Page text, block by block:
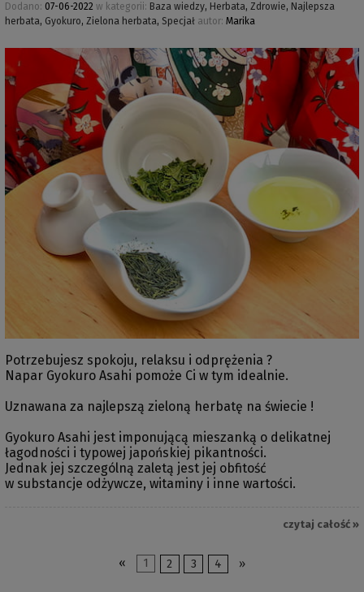
Dodano: 07-06-2022 w kategorii: Baza wiedzy, Herbata, Zdrowie, Najlepsza
herbata, Gyokuro, Zielona herbata, Specjał autor: Marika
Potrzebujesz spokoju, relaksu i odprężenia ?
Napar Gyokuro Asahi pomoże Ci w tym idealnie.
Uznawana za najlepszą zieloną herbatę na świecie !
Gyokuro Asahi jest imponującą mieszanką o delikatnej
łagodności i typowej japońskiej pikantności.
Jednak jej szczególną zaletą jest jej obfitość
w substancje odżywcze, witaminy i inne wartości.
czytaj całość »
« 1 2 3 4 »